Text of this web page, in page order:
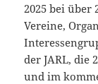
2025 bei über
Vereine,
der JARL, die
und im